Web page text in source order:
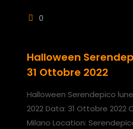
0
Halloween
31 Ottobre 2022
Halloween Serendepico
2022 Data: 31 Ottobre 2022
Milano Location: